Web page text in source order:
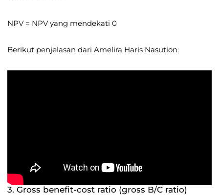
NPV = NPV yang mendekati 0
Berikut penjelasan dari Amelira Haris Nasution:
3. Gross benefit-cost ratio (gross B/C ratio)